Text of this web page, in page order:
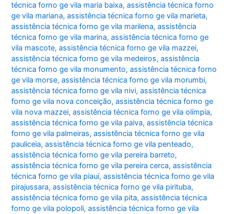
técnica forno ge vila maria baixa,assistência técnica forno
ge vila mariana,assistência técnica forno ge vila marieta,
assistência técnica forno ge vila marilena,assistência
técnica forno ge vila marina,assistência técnica forno ge
vila mascote,assistência técnica forno ge vila mazzei,
assistência técnica forno ge vila medeiros,assistência
técnica forno ge vila monumento,assistência técnica forno
ge vila morse,assistência técnica forno ge vila morumbi,
assistência técnica forno ge vila nivi,assistência técnica
forno ge vila nova conceição,assistência técnica forno ge
vila nova mazzei,assistência técnica forno ge vila olímpia,
assistência técnica forno ge vila paiva,assistência técnica
forno ge vila palmeiras,assistência técnica forno ge vila
pauliceia,assistência técnica forno ge vila penteado,
assistência técnica forno ge vila pereira barreto,
assistência técnica forno ge vila pereira cerca,assistência
técnica forno ge vila piauí,assistência técnica forno ge vila
pirajussara,assistência técnica forno ge vila pirituba,
assistência técnica forno ge vila pita,assistência técnica
forno ge vila polopoli,assistência técnica forno ge vila